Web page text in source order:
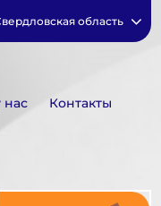
область
нас Контакты